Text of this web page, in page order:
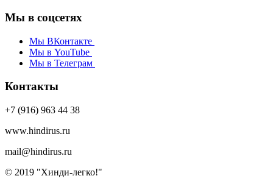
Мы в соцсетях
Мы ВКонтакте
Мы в YouTube
Мы в Телеграм
Контакты
+7 (916) 963 44 38
www.hindirus.ru
mail@hindirus.ru
© 2019 "Хинди-легко!"